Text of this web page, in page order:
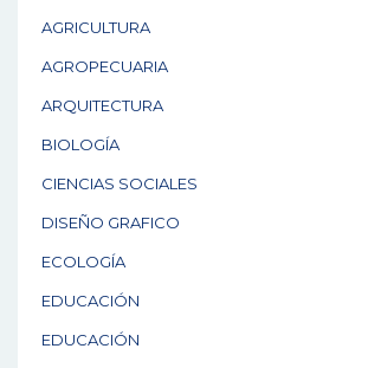
AGRICULTURA
AGROPECUARIA
ARQUITECTURA
BIOLOGÍA
CIENCIAS SOCIALES
DISEÑO GRAFICO
ECOLOGÍA
EDUCACIÓN
EDUCACIÓN